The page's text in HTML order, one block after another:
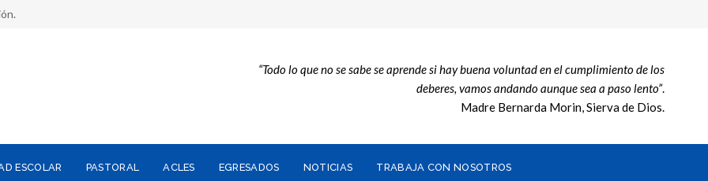
“Todo lo que no se sabe se aprende si hay buena voluntad en el cumplimiento de los
deberes, vamos andando aunque sea a paso lento”.
Madre Bernarda Morin, Sierva de Dios.
ESCOLAR PASTORAL ACLES EGRESADOS NOTICIAS TRABAJA CON NOSOTROS